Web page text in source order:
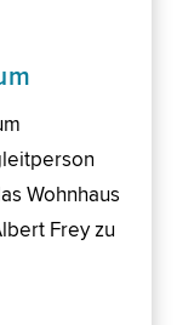
Wohnhaus
Frey zu